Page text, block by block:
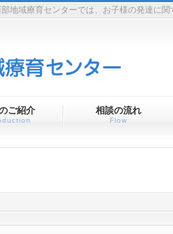
地域療育センターでは、お子様の発達に関
ご紹介 相談の流れ
Flow